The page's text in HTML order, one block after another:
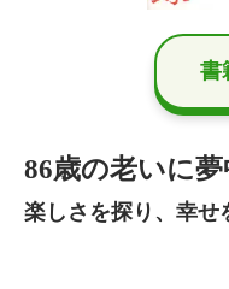
書
86歳の老いに夢
楽しさを探り、幸せ